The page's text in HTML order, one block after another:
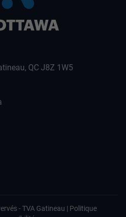
QC J8Z 1W5
-TVA Gatineau | Politique